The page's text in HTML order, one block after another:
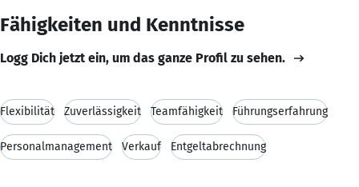
Fähigkeiten und Kenntnisse
Logg Dich jetzt ein, um das ganze Profil zu sehen.
Flexibilität Zuverlässigkeit Teamfähigkeit Führungserfahrung
Personalmanagement Verkauf Entgeltabrechnung